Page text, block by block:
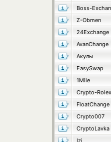
Boss-
Z-Obmen
24Exchange
AvanChange
Акулы
EasySwap
1Mile
Crypto-Rolex
FloatChange
Crypto007
CryptoLavka
Izi